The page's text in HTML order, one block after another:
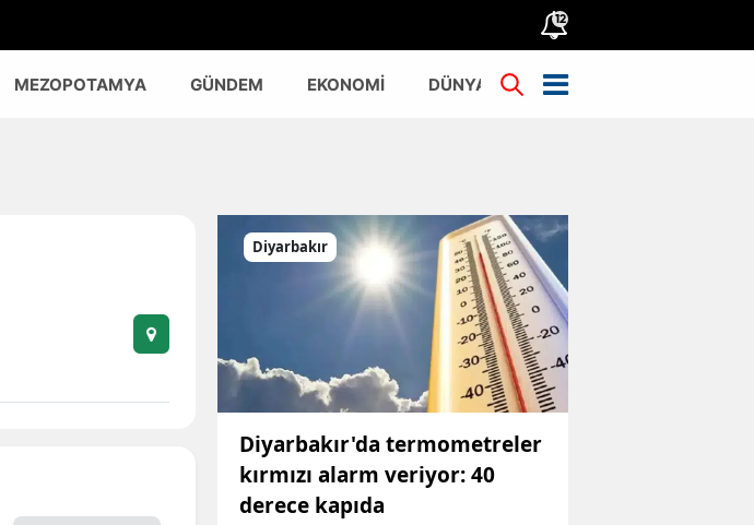
12
MEZOPOTAMYA GÜNDEM EKONOMİ DÜNYA TÜRKİYE
Diyarbakır
Diyarbakır'da termometreler
kırmızı alarm veriyor: 40
derece kapıda